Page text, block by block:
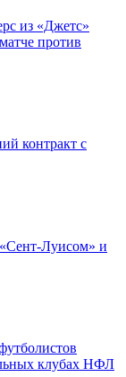
из «Джетс»
против
контракт с
Луисом» и
клубах НФЛ